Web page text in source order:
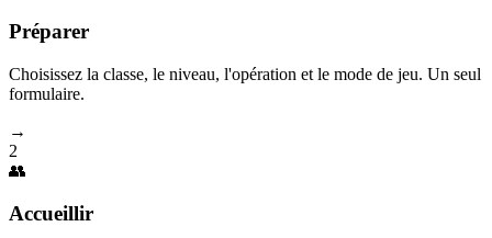
Préparer
Choisissez la classe, le niveau, l'opération et le mode de jeu. Un seul
formulaire.
→
2
👥
Accueillir